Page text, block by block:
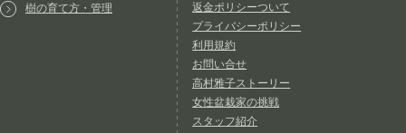
樹の育て方・管理
返金ポリシーついて
プライバシーポリシー
利用規約
お問い合せ
高村雅子ストーリー
女性盆栽家の挑戦
スタッフ紹介